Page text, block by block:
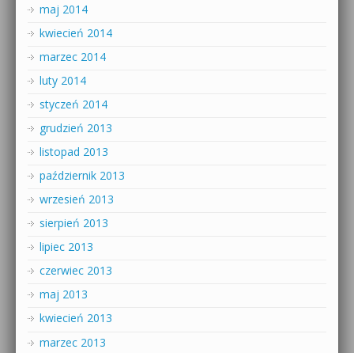
maj 2014
kwiecień 2014
marzec 2014
luty 2014
styczeń 2014
grudzień 2013
listopad 2013
październik 2013
wrzesień 2013
sierpień 2013
lipiec 2013
czerwiec 2013
maj 2013
kwiecień 2013
marzec 2013